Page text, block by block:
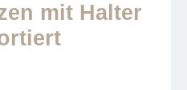
mit Halter